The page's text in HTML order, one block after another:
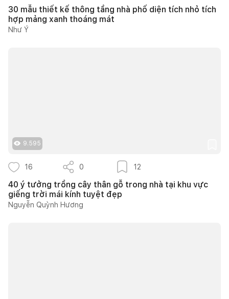
30 mẫu thiết kế thông tầng nhà phố diện tích nhỏ tích
hợp mảng xanh thoáng mát
Như Ý
9.595
16 0 12
40 ý tưởng trồng cây thân gỗ trong nhà tại khu vực
giếng trời mái kính tuyệt đẹp
Nguyễn Quỳnh Hương